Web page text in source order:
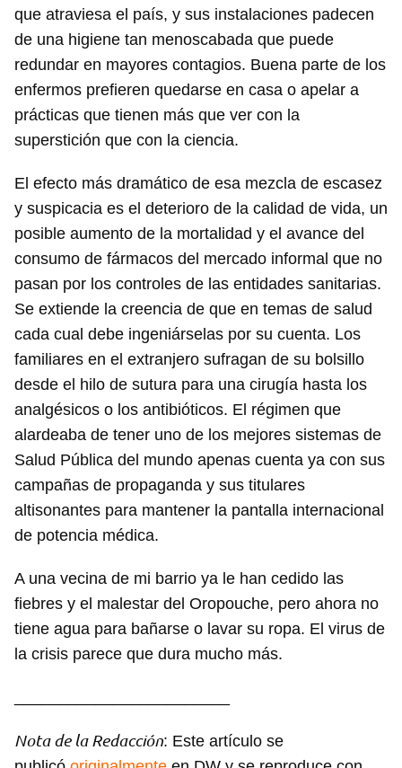
Guardar como favorito
que atraviesa el país, y sus instalaciones padecen
de una higiene tan menoscabada que puede
redundar en mayores contagios. Buena parte de los
enfermos prefieren quedarse en casa o apelar a
prácticas que tienen más que ver con la
superstición que con la ciencia.
El efecto más dramático de esa mezcla de escasez
y suspicacia es el deterioro de la calidad de vida, un
posible aumento de la mortalidad y el avance del
consumo de fármacos del mercado informal que no
pasan por los controles de las entidades sanitarias.
Se extiende la creencia de que en temas de salud
cada cual debe ingeniárselas por su cuenta. Los
familiares en el extranjero sufragan de su bolsillo
desde el hilo de sutura para una cirugía hasta los
analgésicos o los antibióticos. El régimen que
alardeaba de tener uno de los mejores sistemas de
Salud Pública del mundo apenas cuenta ya con sus
campañas de propaganda y sus titulares
altisonantes para mantener la pantalla internacional
de potencia médica.
A una vecina de mi barrio ya le han cedido las
fiebres y el malestar del Oropouche, pero ahora no
tiene agua para bañarse o lavar su ropa. El virus de
la crisis parece que dura mucho más.
Nota de la Redacción: Este artículo se